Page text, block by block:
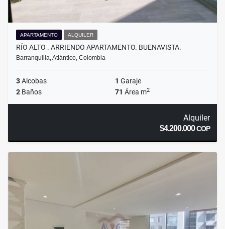
APARTAMENTO ALQUILER
RÍO ALTO . ARRIENDO APARTAMENTO. BUENAVISTA.
Barranquilla, Atlántico, Colombia
3Alcobas 1 Garaje
2 Baños 71 Área m2
Alquiler
$4.200.000COP